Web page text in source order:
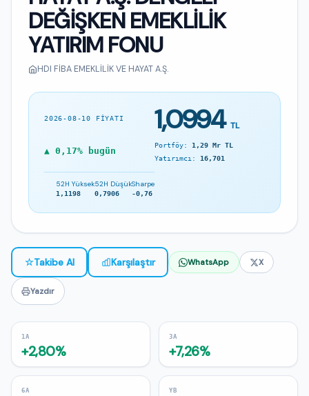
DEĞİŞKEN EMEKLİLİK
YATIRIM FONU
HDI FİBA EMEKLİLİK VE HAYAT A.Ş.
2026-08-10 FIYATI 1,0994 TL
▲ 0,17% bugün
Portföy: 1,29 Mr TL
Yatırımcı: 16,701
52H Yüksek
1,1198
52H Düşük
0,7906
Sharpe
-0,76
☆Takibe Al Karşılaştır WhatsApp X
Yazdır
1A
+2,80%
3A
+7,26%
6A YB